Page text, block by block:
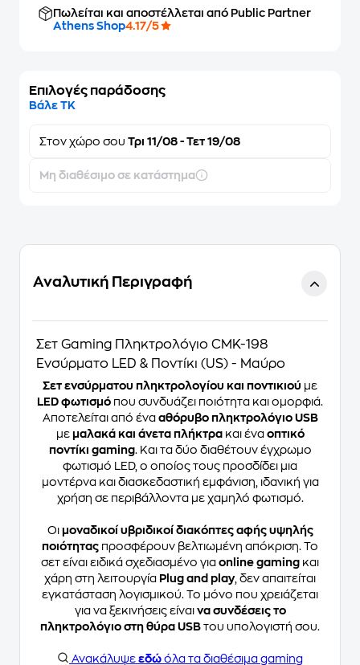
Πωλείται και αποστέλλεται από Public Partner
Athens Shop4.17/5
Επιλογές παράδοσης
Βάλε ΤΚ
Στον χώρο σου Τρι 11/08 - Τετ 19/08
Μη διαθέσιμο σε κατάστημα
Αναλυτική Περιγραφή
Σετ Gaming Πληκτρολόγιο CMK-198
Ενσύρματο LED & Ποντίκι (US) - Μαύρο
Σετ ενσύρματου πληκτρολογίου και ποντικιού με
LED φωτισμό που συνδυάζει ποιότητα και ομορφιά.
Αποτελείται από ένα αθόρυβο πληκτρολόγιο USB
με μαλακά και άνετα πλήκτρακαι ένα οπτικό
ποντίκι gaming. Και τα δύο διαθέτουν έγχρωμο
φωτισμό LED, ο οποίος τους προσδίδει μια
μοντέρνα και διασκεδαστική εμφάνιση, ιδανική για
χρήση σε περιβάλλοντα με χαμηλό φωτισμό.
Οι μοναδικοί υβριδικοί διακόπτες αφής υψηλής
ποιότητας προσφέρουν βελτιωμένη απόκριση. Το
σετ είναι ειδικά σχεδιασμένο για online gaming και
χάρη στη λειτουργία Plug and play, δεν απαιτείται
εγκατάσταση λογισμικού. Το μόνο που χρειάζεται
για να ξεκινήσεις είναι να συνδέσεις το
πληκτρολόγιο στη θύρα USB του υπολογιστή σου.
Ανακάλυψε εδώ όλα τα διαθέσιμα gaming